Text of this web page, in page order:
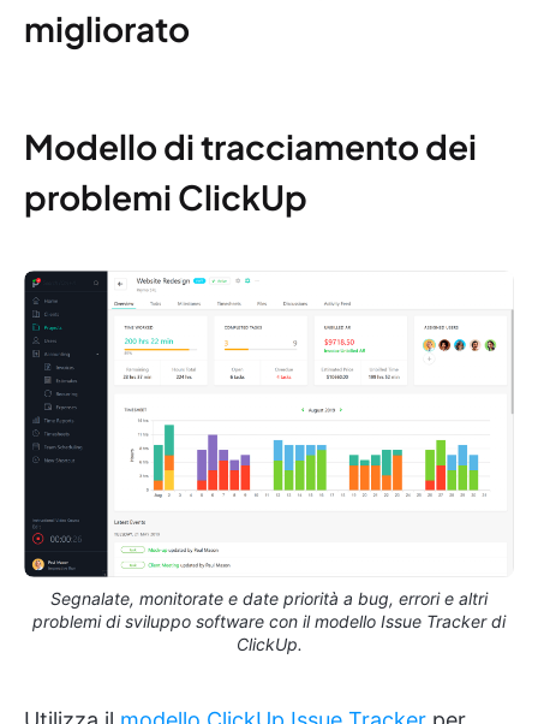
migliorato
Modello di tracciamento dei
problemi ClickUp
Segnalate, monitorate e date priorità a bug, errori e altri
problemi di sviluppo software con il modello Issue Tracker di
ClickUp.